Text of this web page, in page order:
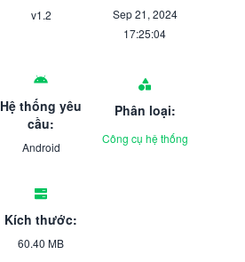
v1.2
Sep 21, 2024
17:25:04
Hệ thống yêu
cầu:
Android
Phân loại:
Công cụ hệ thống
Kích thước:
60.40 MB